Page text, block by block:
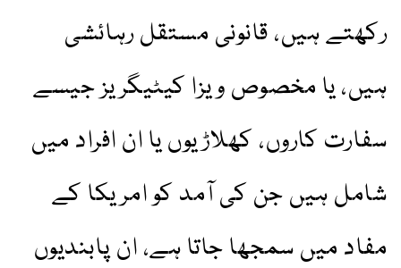
رکھتے ہیں، قانونی مستقل رہائشی
ہیں، یا مخصوص ویزا کیٹیگریز جیسے
سفارت کاروں، کھلاڑیوں یا ان افراد میں
شامل ہیں جن کی آمد کو امریکا کے
مفاد میں سمجھا جاتا ہے، ان پابندیوں